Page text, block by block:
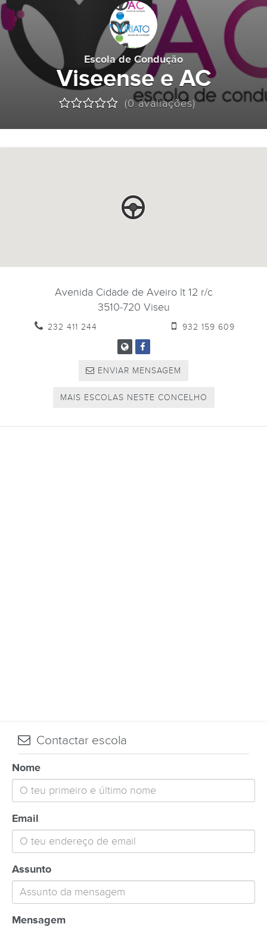
Escola de Condução
Viseense e AC
(0 avaliações)
Avenida Cidade de Aveiro lt 12 r/c
3510-720 Viseu
232 411 244 932 159 609
ENVIAR MENSAGEM
MAIS ESCOLAS NESTE CONCELHO
Contactar escola
Nome
Email
Assunto
Mensagem